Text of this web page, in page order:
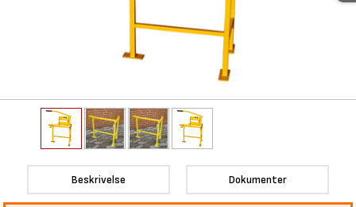
Beskrivelse Dokumenter